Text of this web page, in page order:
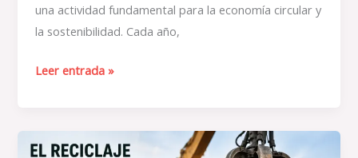
una actividad fundamental para la economía circular y
la sostenibilidad. Cada año,
Leer entrada »
El